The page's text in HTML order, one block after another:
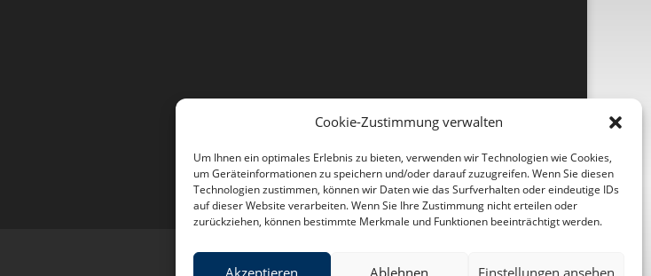
Cookie-Zustimmung verwalten
Um Ihnen ein optimales Erlebnis zu bieten, verwenden wir Technologien wie Cookies,
um Geräteinformationen zu speichern und/oder darauf zuzugreifen. Wenn Sie diesen
Technologien zustimmen, können wir Daten wie das Surfverhalten oder eindeutige IDs
auf dieser Website verarbeiten. Wenn Sie Ihre Zustimmung nicht erteilen oder
zurückziehen, können bestimmte Merkmale und Funktionen beeinträchtigt werden.
Akzeptieren Ablehnen Einstellungen ansehen